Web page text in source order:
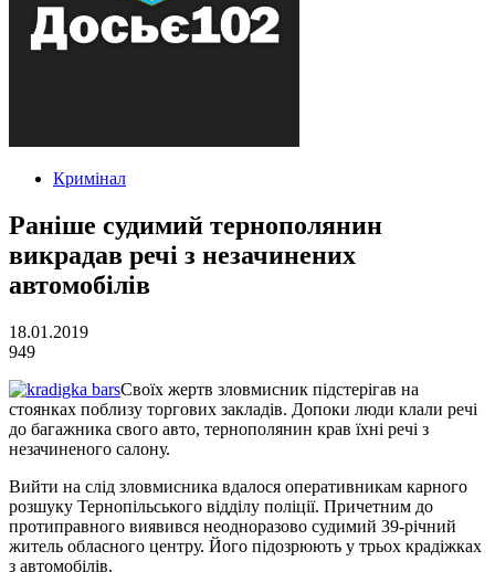
Кримінал
Раніше судимий тернополянин
викрадав речі з незачинених
автомобілів
18.01.2019
949
Своїх жертв зловмисник підстерігав на
стоянках поблизу торгових закладів. Допоки люди клали речі
до багажника свого авто, тернополянин крав їхні речі з
незачиненого салону.
Вийти на слід зловмисника вдалося оперативникам карного
розшуку Тернопільського відділу поліції. Причетним до
протиправного виявився неодноразово судимий 39-річний
житель обласного центру. Його підозрюють у трьох крадіжках
з автомобілів.